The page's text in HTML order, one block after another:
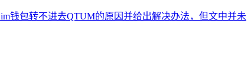
钱包转不进去QTUM的原因并给出解决办法，但文中并未